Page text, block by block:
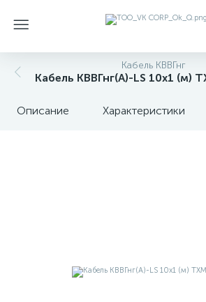
Кабель КВВГнг
Кабель КВВГнг(А)-LS 10х1 (м)
Описание Характеристики